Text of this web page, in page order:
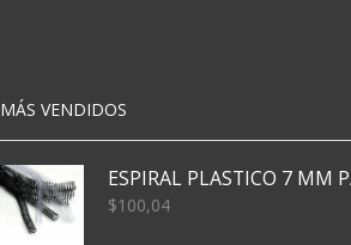
MÁS VENDIDOS
$100,04